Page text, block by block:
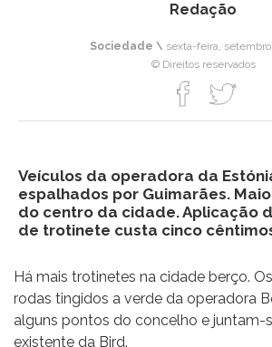
Redação
Sociedade \ sexta-feira,
© Direitos reservados
Veículos da operadora da
espalhados por Guimarães.
do centro da cidade. Aplicação
de trotinete custa cinco
Há mais trotinetes na cidade berço.
rodas tingidos a verde da operadora
alguns pontos do concelho e juntam-
existente da Bird.